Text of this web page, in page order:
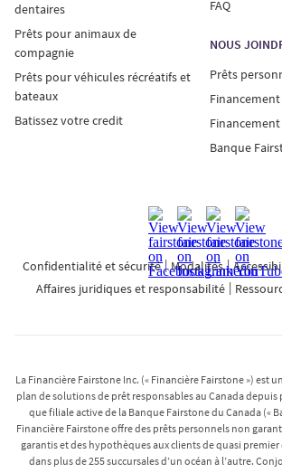
fournisseur de crédit à coût élevé en
Qc et elle a demandé un permis de
crédit à coût élevé à T.-N.-L. Pour obtenir
l’information sur les permis selon la
www.Fairstone.ca/fr/HCCG
d’intérêt annuels des prêts personnels
pour insuffisance de fonds de 45 $
appliqués aux paiements retournés en
insuffisants. Si vous accumulez deux
retournés sur une période de trois
paiements retournés sur une période
effectuer vos paiements par
automatiques, et (ii) le remboursement
paiements par carte de débit,
auprès de votre succursale, paiements
services bancaires en ligne de votre
dentaires
Prêts pour animaux de
compagnie
Prêts pour véhicules récréatifs et
bateaux
Batissez votre credit
FAQ
NOUS
Prêts
Banque
Confidentialité et sécurité Modalités
Affaires juridiques et responsabilité
La Financière Fairstone Inc. (« Financière Fairstone ») est
plan de solutions de prêt responsables au Canada depuis
que filiale active de la Banque Fairstone du Canada («
Financière Fairstone offre des prêts personnels non
garantis et des hypothèques aux clients de quasi
dans plus de 255 succursales d’un océan à l’autre.